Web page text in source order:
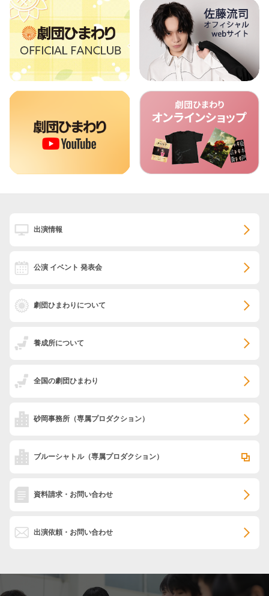
出演情報
公演 イベント 発表会
劇団ひまわりについて
養成所について
全国の劇団ひまわり
砂岡事務所 （専属プロダクション）
ブルーシャトル（専属プロダクション）
資料請求・お問い合わせ
出演依頼・お問い合わせ